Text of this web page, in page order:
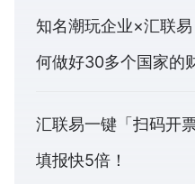
知名潮玩企业×汇联
何做好30多个国家的
汇联易一键「扫码开
填报快5倍！